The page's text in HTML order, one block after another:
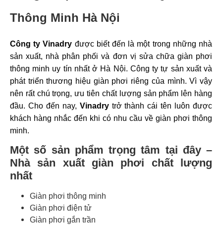
Thông Minh Hà Nội
Công ty Vinadry được biết đến là một trong những nhà
sản xuất, nhà phân phối và đơn vị sửa chữa giàn phơi
thông minh uy tín nhất ở Hà Nội. Công ty tự sản xuất và
phát triển thương hiệu giàn phơi riêng của mình. Vì vậy
nên rất chú trọng, ưu tiên chất lượng sản phẩm lên hàng
đầu. Cho đến nay, Vinadrytrở thành cái tên luôn được
khách hàng nhắc đến khi có nhu cầu về giàn phơi thông
minh.
Một số sản phẩm trọng tâm tại đây –
Nhà sản xuất giàn phơi chất lượng
nhất
Giàn phơi thông minh
Giàn phơi điện tử
Giàn phơi gắn trần